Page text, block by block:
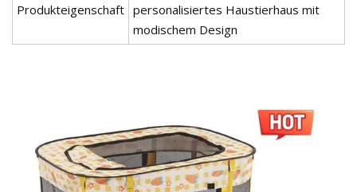
Produkteigenschaft personalisiertes Haustierhaus mit
modischem Design